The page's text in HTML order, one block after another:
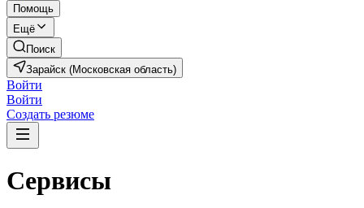
Помощь
Ещё
Поиск
Зарайск (Московская область)
Войти
Войти
Создать резюме
Сервисы